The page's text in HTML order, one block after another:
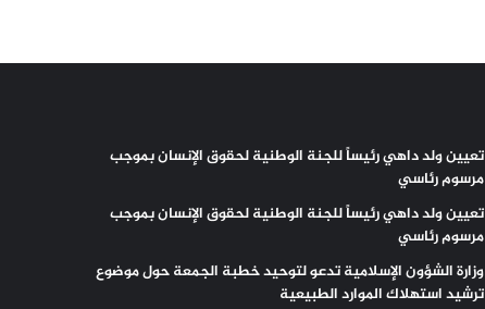
تعيين ولد داهي رئيساً للجنة الوطنية لحقوق الإنسان بموجب
مرسوم رئاسي
تعيين ولد داهي رئيساً للجنة الوطنية لحقوق الإنسان بموجب
مرسوم رئاسي
وزارة الشؤون الإسلامية تدعو لتوحيد خطبة الجمعة حول موضوع
ترشيد استهلاك الموارد الطبيعية